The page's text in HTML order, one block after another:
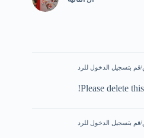
قم بتسجيل الدخول للرد
Please delete
قم بتسجيل الدخول للرد